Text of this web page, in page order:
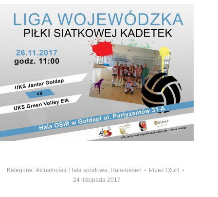
Kategorie: Aktualności, Hala sportowa, Hala-basen Przez OSiR
24 listopada 2017